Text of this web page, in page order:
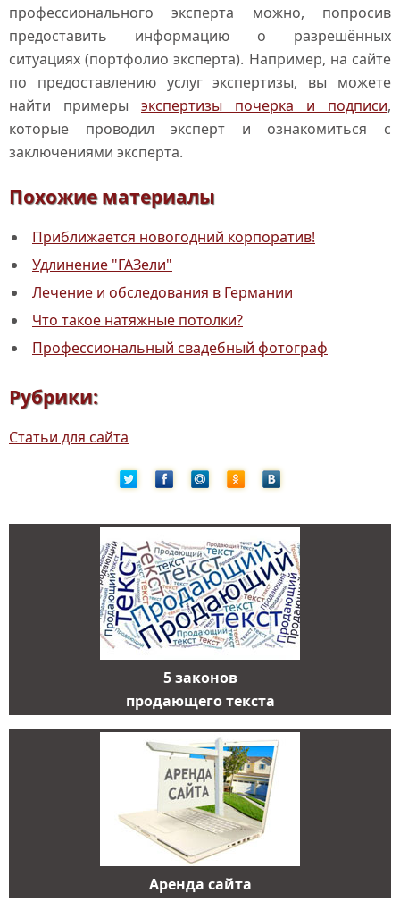
профессионального эксперта можно, попросив
предоставить информацию о разрешённых
ситуациях (портфолио эксперта). Например, на сайте
по предоставлению услуг экспертизы, вы можете
найти примеры экспертизы почерка и подписи,
которые проводил эксперт и ознакомиться с
заключениями эксперта.
Похожие материалы
Приближается новогодний корпоратив!
Удлинение "ГАЗели"
Лечение и обследования в Германии
Что такое натяжные потолки?
Профессиональный свадебный фотограф
Рубрики:
Статьи для сайта
5 законов
продающего текста
Аренда сайта